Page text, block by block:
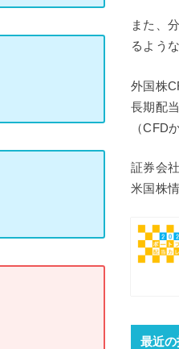
また、
るよう
外国株
長期配
（CFD
証券会
米国株
最近